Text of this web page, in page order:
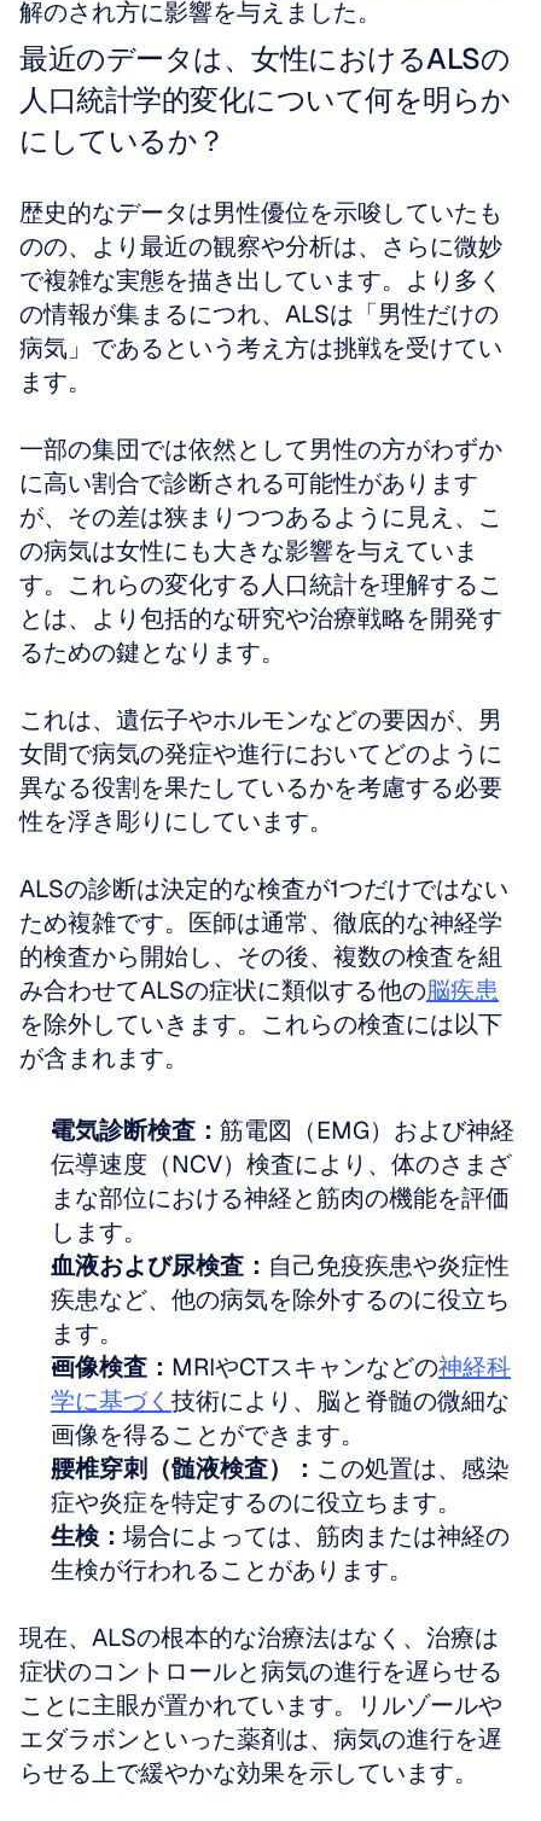
解のされ方に影響を与えました。
最近のデータは、女性におけるALSの
人口統計学的変化について何を明らか
にしているか？
歴史的なデータは男性優位を示唆していたも
のの、より最近の観察や分析は、さらに微妙
で複雑な実態を描き出しています。より多く
の情報が集まるにつれ、ALSは「男性だけの
病気」であるという考え方は挑戦を受けてい
ます。
一部の集団では依然として男性の方がわずか
に高い割合で診断される可能性があります
が、その差は狭まりつつあるように見え、こ
の病気は女性にも大きな影響を与えていま
す。これらの変化する人口統計を理解するこ
とは、より包括的な研究や治療戦略を開発す
るための鍵となります。
これは、遺伝子やホルモンなどの要因が、男
女間で病気の発症や進行においてどのように
異なる役割を果たしているかを考慮する必要
性を浮き彫りにしています。
ALSの診断は決定的な検査が1つだけではない
ため複雑です。医師は通常、徹底的な神経学
的検査から開始し、その後、複数の検査を組
み合わせてALSの症状に類似する他の脳疾患
を除外していきます。これらの検査には以下
が含まれます。
電気診断検査： 筋電図（EMG）および神経
伝導速度（NCV）検査により、体のさまざ
まな部位における神経と筋肉の機能を評価
します。
血液および尿検査： 自己免疫疾患や炎症性
疾患など、他の病気を除外するのに役立ち
ます。
画像検査： MRIやCTスキャンなどの神経科
学に基づく 技術により、脳と脊髄の微細な
画像を得ることができます。
腰椎穿刺（髄液検査）： この処置は、感染
症や炎症を特定するのに役立ちます。
生検： 場合によっては、筋肉または神経の
生検が行われることがあります。
現在、ALSの根本的な治療法はなく、治療は
症状のコントロールと病気の進行を遅らせる
ことに主眼が置かれています。リルゾールや
エダラボンといった薬剤は、病気の進行を遅
らせる上で緩やかな効果を示しています。